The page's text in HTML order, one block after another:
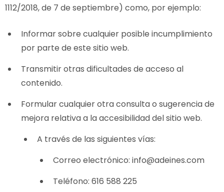
1112/2018, de 7 de septiembre) como, por ejemplo:
Informar sobre cualquier posible incumplimiento
por parte de este sitio web.
Transmitir otras dificultades de acceso al
contenido.
Formular cualquier otra consulta o sugerencia de
mejora relativa a la accesibilidad del sitio web.
A través de las siguientes vías:
Correo electrónico: info@adeines.com
Teléfono: 616 588 225